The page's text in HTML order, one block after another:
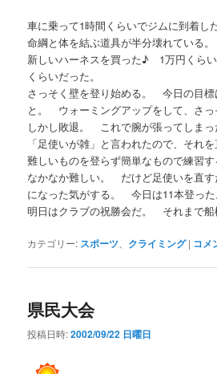
車に乗って1時間くらいでジムに到着
命綱と体を結ぶ道具が半分壊れている。
新しいハーネスを買った♪ 1万円くら
くらいだった。
さっそく壁を登り始める。 今日の目標
と。 ウォーミングアップをして、さっ
しかし敗退。 これで腕が張ってしまっ
「足使いが雑」と言われたので、それ
難しいものを登らず簡単なもので練習す
なかなか難しい。 だけど足使いを直す
になった気がする。 今日は11本登った
明日はクラブの祝勝会だ。 それまで
カテゴリー: スポーツ クライミング | コメ
県民大会
投稿日時:2002/09/22 日曜日